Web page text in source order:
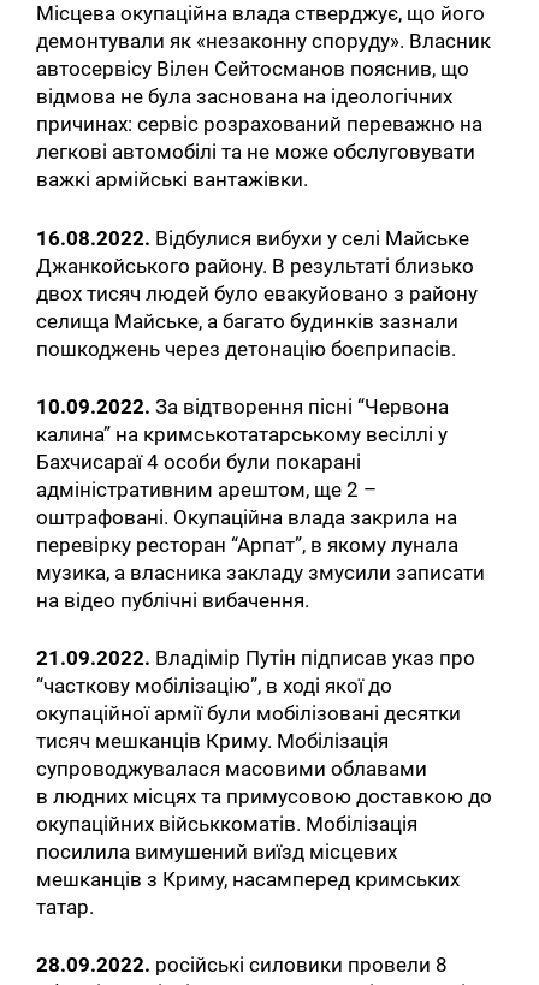
Місцева окупаційна влада стверджує, що його
демонтували як «незаконну споруду». Власник
автосервісу Вілен Сейтосманов пояснив, що
відмова не була заснована на ідеологічних
причинах: сервіс розрахований переважно на
легкові автомобілі та не може обслуговувати
важкі армійські вантажівки.
16.08.2022. Відбулися вибухи у селі Майське
Джанкойського району. В результаті близько
двох тисяч людей було евакуйовано з району
селища Майське, а багато будинків зазнали
пошкоджень через детонацію боєприпасів.
10.09.2022. За відтворення пісні “Червона
калина” на кримськотатарському весіллі у
Бахчисараї 4 особи були покарані
адміністративним арештом, ще 2 –
оштрафовані. Окупаційна влада закрила на
перевірку ресторан “Арпат”, в якому лунала
музика, а власника закладу змусили записати
на відео публічні вибачення.
21.09.2022. Владімір Путін підписав указ про
“часткову мобілізацію”, в ході якої до
окупаційної армії були мобілізовані десятки
тисяч мешканців Криму. Мобілізація
супроводжувалася масовими облавами
в людних місцях та примусовою доставкою до
окупаційних військкоматів. Мобілізація
посилила вимушений виїзд місцевих
мешканців з Криму, насамперед кримських
татар.
28.09.2022. російські силовики провели 8